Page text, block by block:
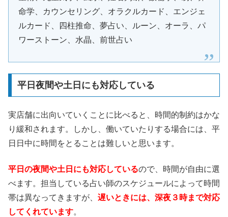
命学、カウンセリング、オラクルカード、エンジェ
ルカード、四柱推命、夢占い、ルーン、オーラ、パ
ワーストーン、水晶、前世占い
平日夜間や土日にも対応している
実店舗に出向いていくことに比べると、時間的制約はかな
り緩和されます。しかし、働いていたりする場合には、平
日日中に時間をとることは難しいと思います。
平日の夜間や土日にも対応しているので、時間が自由に選
べます。担当している占い師のスケジュールによって時間
帯は異なってきますが、 遅いときには、深夜３時まで対応
してくれています。